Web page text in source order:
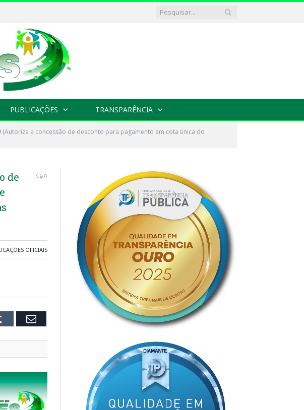
PUBLICAÇÕES TRANSPARÊNCIA
(Autoriza a concessão de desconto para pagamento em cota única do
de
0
OFICIAIS
Tumblr Email